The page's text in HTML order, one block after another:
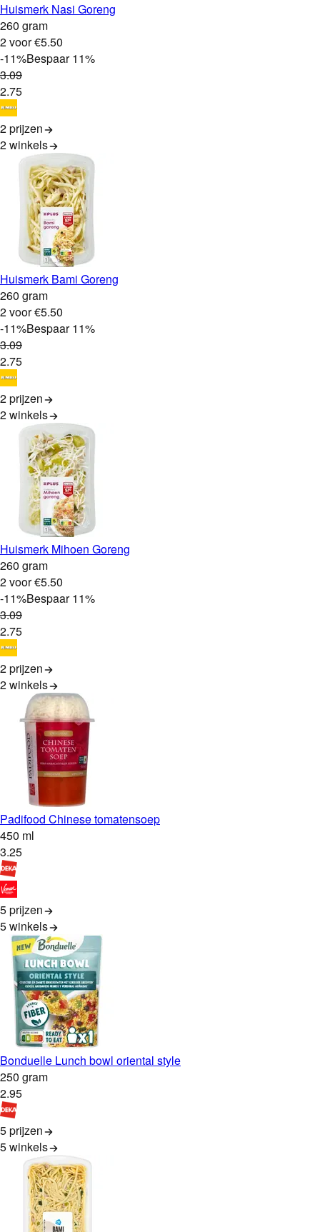
Huismerk Nasi Goreng
260 gram
2 voor €5.50
-11%Bespaar11%
3.09
2.75
2 prijzen
2winkels
Huismerk Bami Goreng
260 gram
2 voor €5.50
-11%Bespaar11%
3.09
2.75
2 prijzen
2winkels
Huismerk Mihoen Goreng
260 gram
2 voor €5.50
-11%Bespaar11%
3.09
2.75
2 prijzen
2winkels
Padifood Chinese tomatensoep
450 ml
3.25
5 prijzen
5winkels
Bonduelle Lunch bowl oriental style
250 gram
2.95
5 prijzen
5winkels